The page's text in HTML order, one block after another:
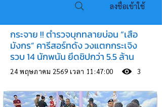
ลงชื่อเข้าใช้
กระจาย !! ตำรวจบุกทลายบ่อน “เสือ
มังกร” คารีสอร์ทดัง วงแตกกระเจิง
รวบ 14 นักพนัน ยึดชิปกว่า 5.5 ล้าน
24 พฤษภาคม 2569 เวลา 11:47:00 3